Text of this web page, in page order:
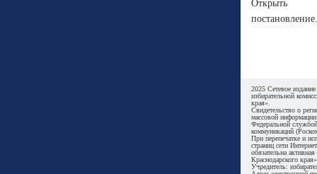
Открыть
2025 Сетевое
избирательной
края».
Свидетельство о
массовой
Федеральной
коммуникаций
При перепечатке и
страниц сети Интернет
обязательна
Краснодарского
Учредитель: